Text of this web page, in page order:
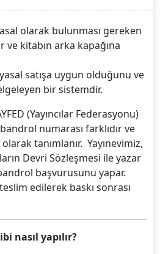
olarak bulunması gereken
kitabın arka kapağına
satışa uygun olduğunu ve
bir sistemdir.
(Yayıncılar Federasyonu)
numarası farklıdır ve
tanımlanır. Yayınevimiz,
Devri Sözleşmesi ile yazar
başvurusunu yapar.
edilerek baskı sonrası
nasıl yapılır?